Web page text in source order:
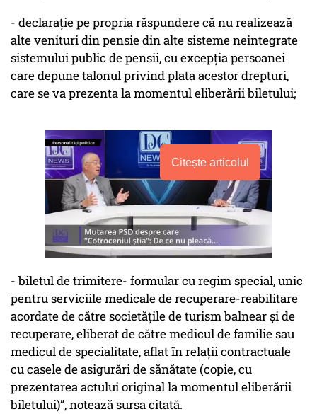
- declarație pe propria răspundere că nu realizează
alte venituri din pensie din alte sisteme neintegrate
sistemului public de pensii, cu excepția persoanei
care depune talonul privind plata acestor drepturi,
care se va prezenta la momentul eliberării biletului;
Citește articolul
- biletul de trimitere- formular cu regim special, unic
pentru serviciile medicale de recuperare-reabilitare
acordate de către societățile de turism balnear şi de
recuperare, eliberat de către medicul de familie sau
medicul de specialitate, aflat în relații contractuale
cu casele de asigurări de sănătate (copie, cu
prezentarea actului original la momentul eliberării
biletului)”, notează sursa citată.